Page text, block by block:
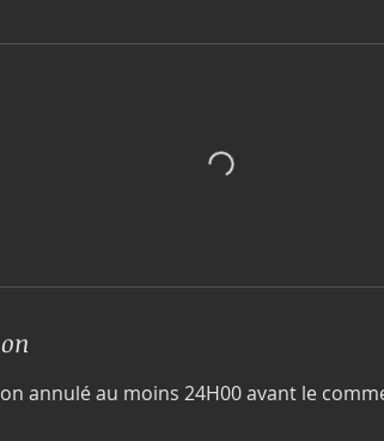
annulé au moins 24H00 avant le